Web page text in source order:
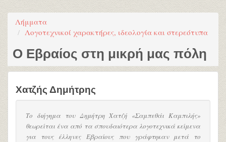
Λήμματα
Λογοτεχνικοί χαρακτήρες, ιδεολογία και στερεότυπα
Ο Εβραίος στη μικρή μας πόλη
Χατζής Δημήτρης
Το διήγημα του Δημήτρη Χατζή «Σαμπεθάι Καμπιλής»
θεωρείται ένα από τα σπουδαιότερα λογοτεχνικά κείμενα
για τους έλληνες Εβραίους που γράφτηκαν μετά το